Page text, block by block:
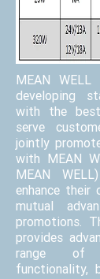
MEAN
developing
with the
serve
jointly
with MEAN
MEAN
enhance their
mutual
promotions.
provides
range of